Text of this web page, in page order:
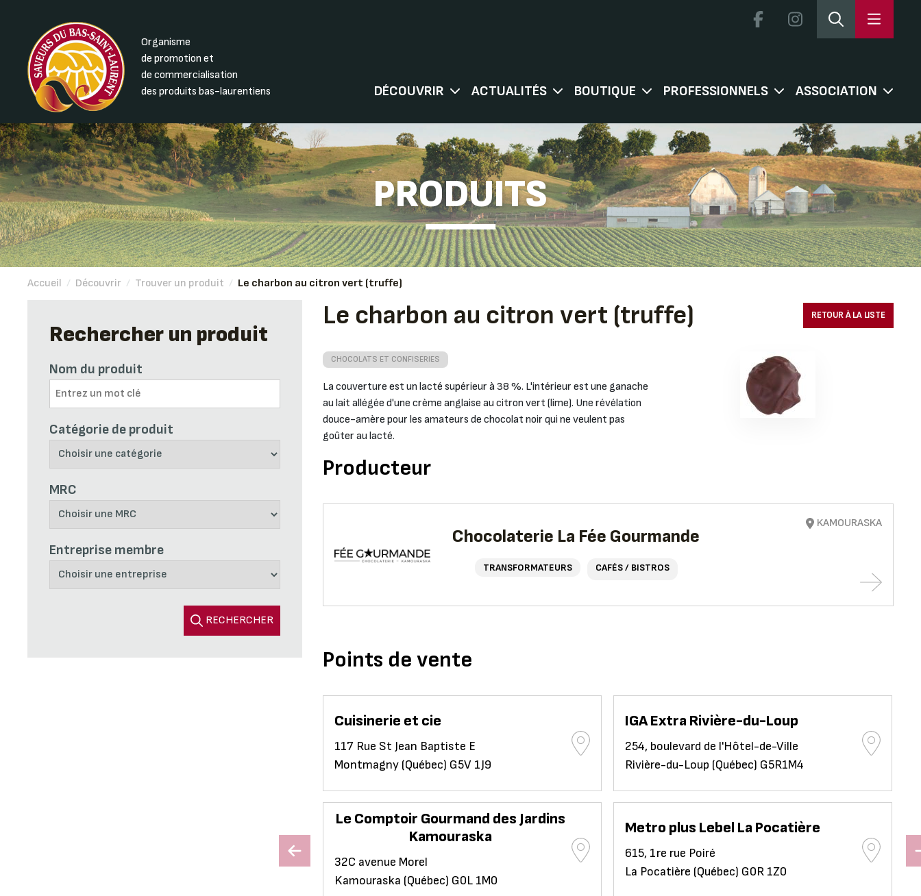
Organisme
de promotion et
de commercialisation
des produits bas-laurentiens
DÉCOUVRIR ACTUALITÉS BOUTIQUE PROFESSIONNELS ASSOCIATION
PRODUITS
Accueil / Découvrir / Trouver un produit / Le charbon au citron vert (truffe)
Rechercher un produit
Nom du produit
Catégorie de produit
MRC
Entreprise membre
RECHERCHER
Le charbon au citron vert (truffe) RETOUR À LA LISTE
CHOCOLATS ET CONFISERIES
La couverture est un lacté supérieur à 38 %. L'intérieur est une ganache
au lait allégée d'une crème anglaise au citron vert (lime). Une révélation
douce-amère pour les amateurs de chocolat noir qui ne veulent pas
goûter au lacté.
Producteur
Chocolaterie La Fée Gourmande
TRANSFORMATEURS CAFÉS / BISTROS
KAMOURASKA
Points de vente
Cuisinerie et cie
117 Rue St Jean Baptiste E
Montmagny (Québec) G5V 1J9
IGA Extra Rivière-du-Loup
254, boulevard de l'Hôtel-de-Ville
Rivière-du-Loup (Québec) G5R1M4
Le Comptoir Gourmand des Jardins
Kamouraska
32C avenue Morel
Kamouraska (Québec) G0L 1M0
Metro plus Lebel La Pocatière
615, 1re rue Poiré
La Pocatière (Québec) G0R 1Z0